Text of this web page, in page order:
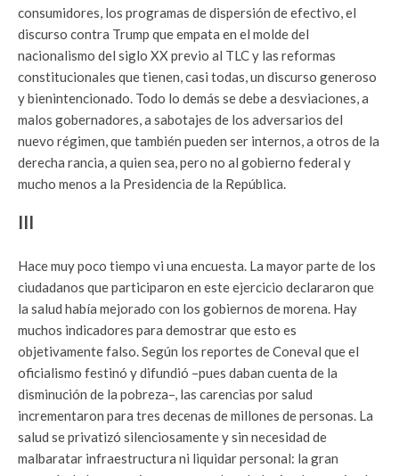
consumidores, los programas de dispersión de efectivo, el
discurso contra Trump que empata en el molde del
nacionalismo del siglo XX previo al TLC y las reformas
constitucionales que tienen, casi todas, un discurso generoso
y bienintencionado. Todo lo demás se debe a desviaciones, a
malos gobernadores, a sabotajes de los adversarios del
nuevo régimen, que también pueden ser internos, a otros de la
derecha rancia, a quien sea, pero no al gobierno federal y
mucho menos a la Presidencia de la República.
III
Hace muy poco tiempo vi una encuesta. La mayor parte de los
ciudadanos que participaron en este ejercicio declararon que
la salud había mejorado con los gobiernos de morena. Hay
muchos indicadores para demostrar que esto es
objetivamente falso. Según los reportes de Coneval que el
oficialismo festinó y difundió –pues daban cuenta de la
disminución de la pobreza–, las carencias por salud
incrementaron para tres decenas de millones de personas. La
salud se privatizó silenciosamente y sin necesidad de
malbaratar infraestructura ni liquidar personal: la gran